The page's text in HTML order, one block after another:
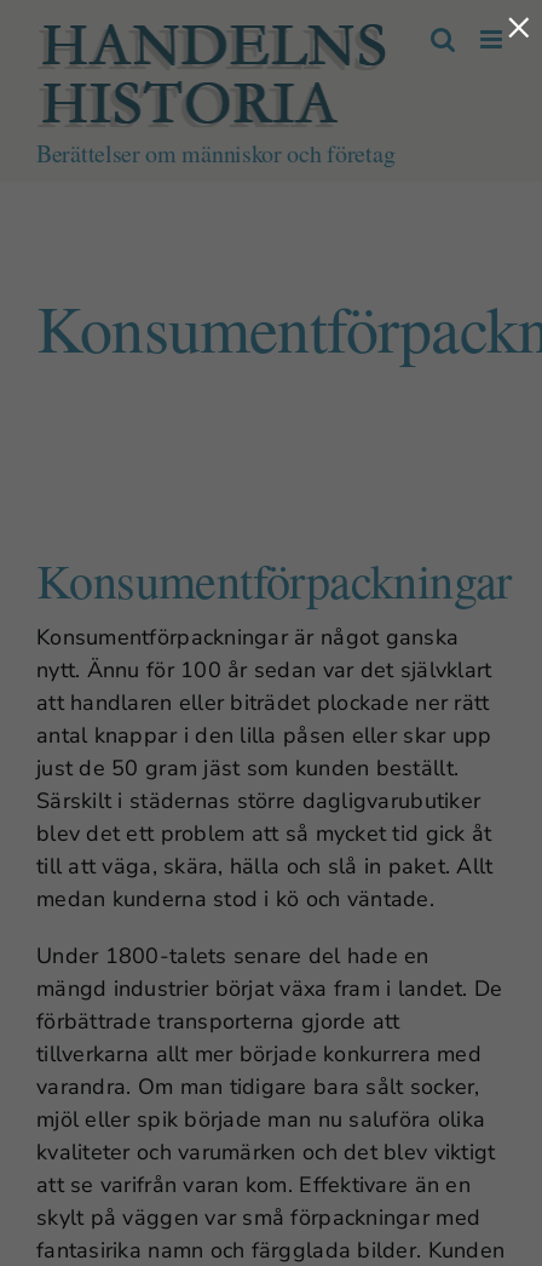
innehållet
Berättelser om människor och företag
Konsumentförpackningar
Konsumentförpackningar är något ganska
nytt. Ännu för 100 år sedan var det självklart
att handlaren eller biträdet plockade ner rätt
antal knappar i den lilla påsen eller skar upp
just de 50 gram jäst som kunden beställt.
Särskilt i städernas större dagligvarubutiker
blev det ett problem att så mycket tid gick åt
till att väga, skära, hälla och slå in paket. Allt
medan kunderna stod i kö och väntade.
Under 1800-talets senare del hade en
mängd industrier börjat växa fram i landet. De
förbättrade transporterna gjorde att
tillverkarna allt mer började konkurrera med
varandra. Om man tidigare bara sålt socker,
mjöl eller spik började man nu saluföra olika
kvaliteter och varumärken och det blev viktigt
att se varifrån varan kom. Effektivare än en
skylt på väggen var små förpackningar med
fantasirika namn och färgglada bilder. Kunden
×